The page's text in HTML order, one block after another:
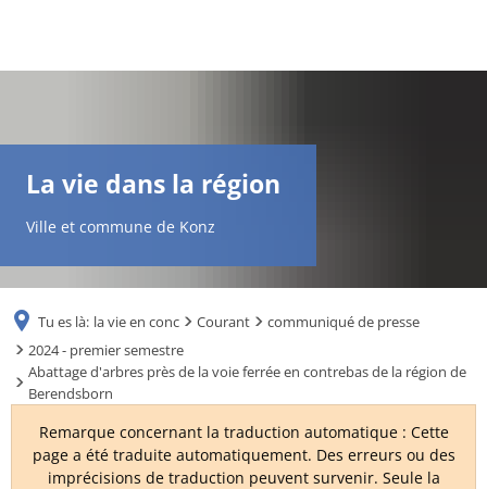
FR
TR
UK
La vie dans la région
Ville et commune de Konz
Tu es là: la vie en conc Courant
communiqué de presse
2024 - premier semestre
Abattage d'arbres près de la voie ferrée en contrebas de la région de
Berendsborn
Remarque concernant la traduction automatique : Cette
page a été traduite automatiquement. Des erreurs ou des
imprécisions de traduction peuvent survenir. Seule la